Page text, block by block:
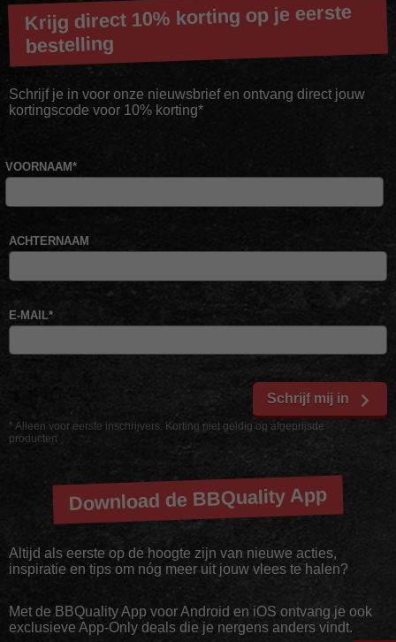
Krijg direct 10% korting op je eerste
bestelling
Schrijf je in voor onze nieuwsbrief en ontvang direct jouw
kortingscode voor 10% korting*
* Alleen voor eerste inschrijvers. Korting niet geldig op afgeprijsde
producten
VOORNAAM*
ACHTERNAAM
E-MAIL*
Schrijf mij in
Download de BBQuality App
Altijd als eerste op de hoogte zijn van nieuwe acties,
inspiratie en tips om nóg meer uit jouw vlees te halen?
Met de BBQuality App voor Android en iOS ontvang je ook
exclusieve App-Only deals die je nergens anders vindt.